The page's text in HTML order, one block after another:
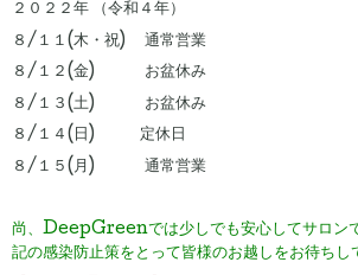
２０２２年 （令和４年）
８/１１(木・祝) 通常営業
８/１２(金) お盆休み
８/１３(土) お盆休み
８/１４(日) 定休日
８/１５(月) 通常営業
尚、DeepGreenでは少しでも安心してサロン
記の感染防止策をとって皆様のお越しをお待ちし